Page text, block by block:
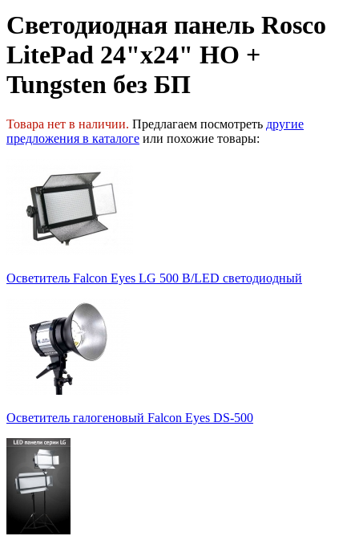
Светодиодная панель Rosco
LitePad 24"x24" HO +
Tungsten без БП
Товара нет в наличии. Предлагаем посмотреть другие
предложения в каталоге или похожие товары:
Осветитель Falcon Eyes LG 500 B/LED светодиодный
Осветитель галогеновый Falcon Eyes DS-500